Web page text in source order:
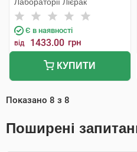
Є в наявності
від 1433.00 грн
КУПИТИ
Показано 8 з 8
Поширені